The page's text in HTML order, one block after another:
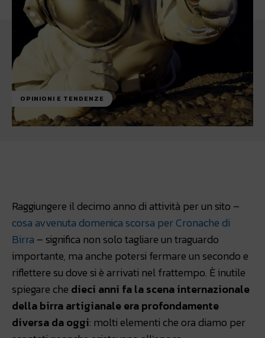
OPINIONI E TENDENZE
Raggiungere il decimo anno di attività per un sito –
cosa avvenuta domenica scorsa per Cronache di
Birra – significa non solo tagliare un traguardo
importante, ma anche potersi fermare un secondo e
riflettere su dove si è arrivati nel frattempo. È inutile
spiegare che dieci anni fa la scena internazionale
della birra artigianale era profondamente
diversa da oggi: molti elementi che ora diamo per